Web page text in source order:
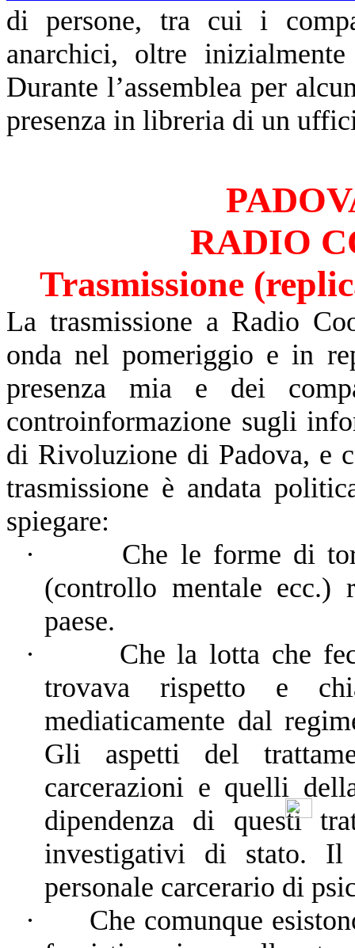
di persone, tra cui i
anarchici, oltre
Durante l’assemblea per
presenza in libreria di un
RADIO
Trasmissione
La trasmissione a Radio
onda nel pomeriggio e in
presenza mia e dei
controinformazione sugli
di Rivoluzione di Padova, e
trasmissione è andata
spiegare:
·
Che le forme di
(controllo mentale ecc.)
paese.
·
Che la lotta che
trovava rispetto e
mediaticamente dal
Gli aspetti del
carcerazioni e quelli
dipendenza di questi
investigativi di stato. Il
personale carcerario di
·
Che comunque